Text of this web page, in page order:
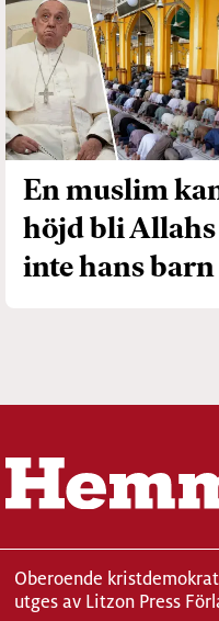
En muslim
höjd bli
inte hans barn
Oberoende
utges av Litzon Press